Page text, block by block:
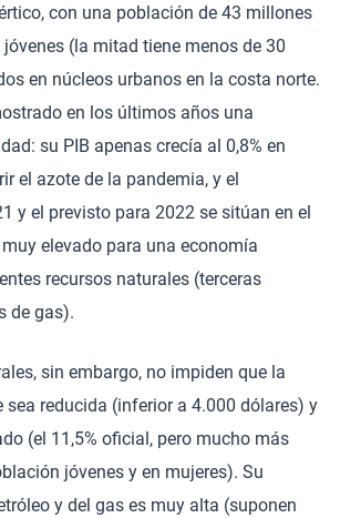
con una población de 43 millones
(la mitad tiene menos de 30
en núcleos urbanos en la costa norte.
en los últimos años una
su PIB apenas crecía al 0,8% en
el azote de la pandemia, y el
y el previsto para 2022 se sitúan en el
elevado para una economía
recursos naturales (terceras
de gas).
sin embargo, no impiden que la
sea reducida (inferior a 4.000 dólares) y
(el 11,5% oficial, pero mucho más
jóvenes y en mujeres). Su
y del gas es muy alta (suponen